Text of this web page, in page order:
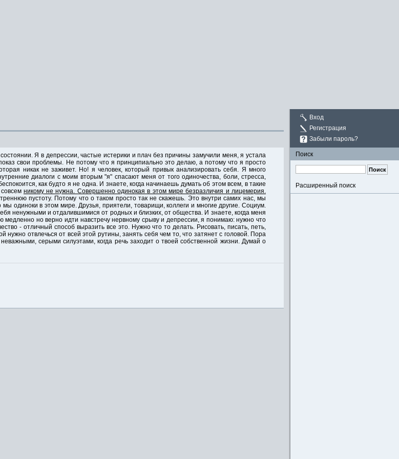
Вход
Регистрация
Забыли пароль?
Поиск
Расширенный поиск
Я в депрессии, частые истерики и плач без причины замучили меня, я устала
свои проблемы. Не потому что я принципиально это делаю, а потому что я просто
никак не заживет. Но! я человек, который привык анализировать себя. Я много
диалоги с моим вторым "я" спасают меня от того одиночества, боли, стресса,
как будто я не одна. И знаете, когда начинаешь думать об этом всем, в такие
никому не нужна. Совершенно одинокая в этом мире безразличия и лицемерия.
пустоту. Потому что о таком просто так не скажешь. Это внутри самих нас, мы
одиноки в этом мире. Друзья, приятели, товарищи, коллеги и многие другие. Социум.
ненужными и отдалившимися от родных и близких, от общества. И знаете, когда меня
медленно но верно идти навстречу нервному срыву и депрессии, я понимаю: нужно что
- отличный способ выразить все это. Нужно что то делать. Рисовать, писать, петь,
нужно отвлечься от всей этой рутины, занять себя чем то, что затянет с головой. Пора
серыми силуэтами, когда речь заходит о твоей собственной жизни. Думай о